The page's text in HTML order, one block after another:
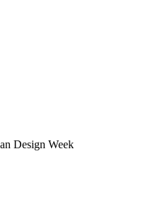
Design Week